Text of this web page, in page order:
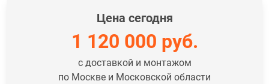
Цена сегодня
1 120 000 руб.
с доставкой и монтажом
по Москве и Московской области